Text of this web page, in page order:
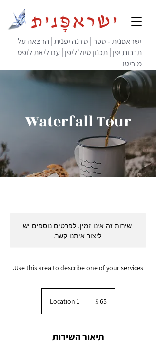
ישראפנית - ספר | סדנה יפנית | הרצאה על
תרבות יפן | תכנון טיול ליפן | עם ליאת לופט
מוריטו
Waterfall Tour
שירות זה אינו זמין, לפרטים נוספים יש
ליצור איתנו קשר.
Use this area to describe one of your services.
אמריקאי
‏65 ‏$
Location 1
תיאור השירות